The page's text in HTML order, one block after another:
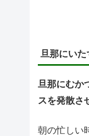
旦那にいた
旦那にむか
スを発散さ
朝の忙しい